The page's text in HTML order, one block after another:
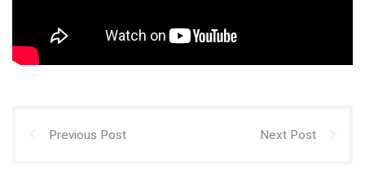
Previous Post Next Post